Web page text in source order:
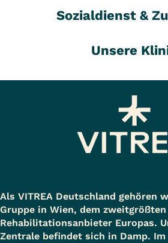
Sozialdienst &
Unsere
Als VITREA Deutschland gehören
Gruppe in Wien, dem zweitgrößten
Rehabilitationsanbieter Europas.
Zentrale befindet sich in Damp. Im